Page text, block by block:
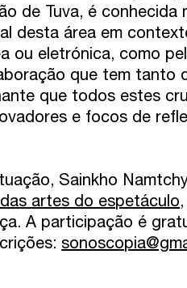
de Tuva, é conhecida
desta área em
ou eletrónica, como
que tem tanto
que todos estes
e focos de
Sainkho
artes do espetáculo
A participação é